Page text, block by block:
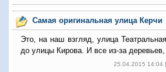
Самая оригинальная улица Керчи
Это, на наш взгляд, улица
до улицы Кирова. И все из-за
25.04.2015 14:04